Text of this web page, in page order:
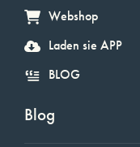
Webshop
Laden sie APP
BLOG
Blog